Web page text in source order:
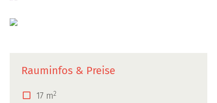
Rauminfos & Preise
17 m2